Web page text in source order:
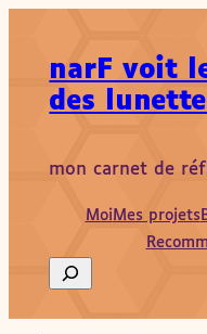
contenu
narF voit
des
mon carnet de
MoiMes projets
Search